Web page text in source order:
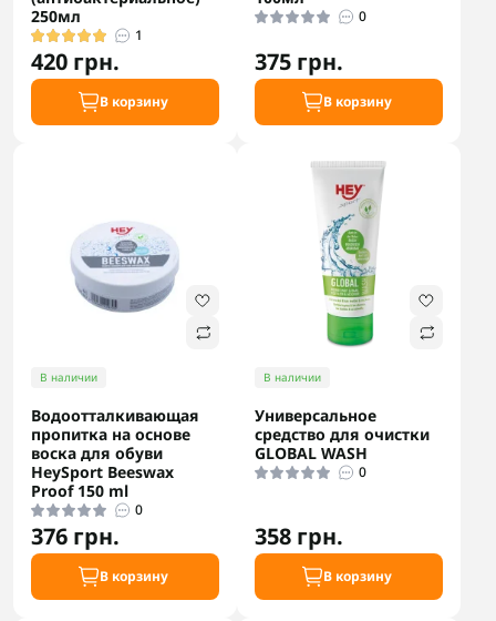
250мл
1
420 грн.
В корзину
0
375 грн.
В корзину
В наличии
Водоотталкивающая
пропитка на основе
воска для обуви
HeySport Beeswax
Proof 150 ml
0
376 грн.
В корзину
В наличии
Универсальное
средство для очистки
GLOBAL WASH
0
358 грн.
В корзину